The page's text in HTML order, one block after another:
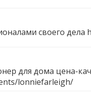
своего дела
для дома цена-
lonniefarleigh/